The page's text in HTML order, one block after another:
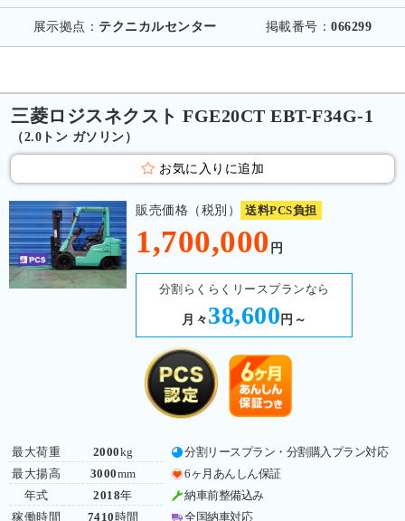
展示拠点： テクニカルセンター 掲載番号：066299
三菱ロジスネクスト FGE20CT EBT-F34G-1
（2.0トン ガソリン）
お気に入りに追加
販売価格（税別） 送料PCS負担
1,700,000 円
分割らくらくリースプランなら
月々 38,600 円～
最大荷重
最大揚高
年式
稼働時間
2000kg
3000mm
2018年
7410 時間
分割リースプラン・分割購入プラン対応
6ヶ月あんしん保証
納車前整備込み
全国納車対応